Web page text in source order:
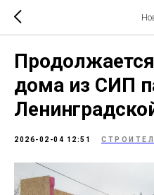
дома из СИП
2026-02-04 12:51